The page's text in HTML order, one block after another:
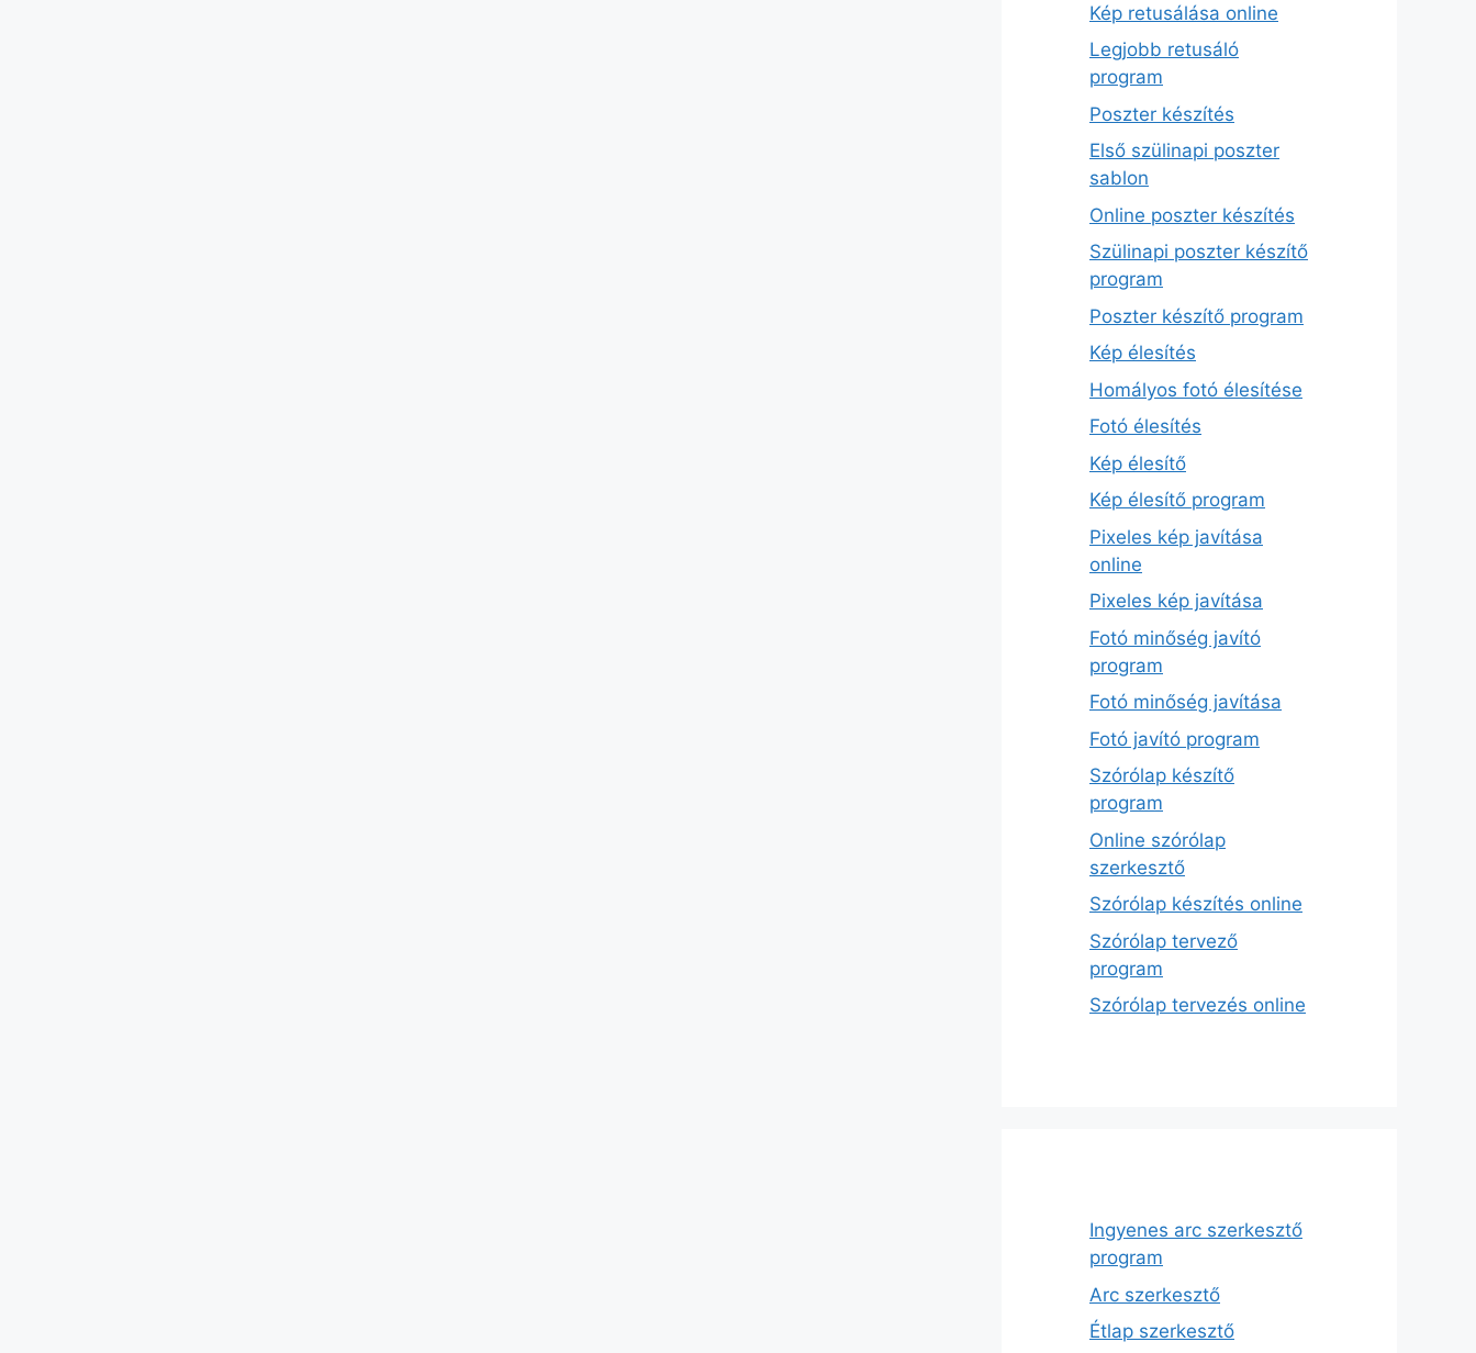
Kép retusálása online
Legjobb retusáló
program
Poszter készítés
Első szülinapi poszter
sablon
Online poszter készítés
Szülinapi poszter készítő
program
Poszter készítő program
Kép élesítés
Homályos fotó élesítése
Fotó élesítés
Kép élesítő
Kép élesítő program
Pixeles kép javítása
online
Pixeles kép javítása
Fotó minőség javító
program
Fotó minőség javítása
Fotó javító program
Szórólap készítő
program
Online szórólap
szerkesztő
Szórólap készítés online
Szórólap tervező
program
Szórólap tervezés online
Ingyenes arc szerkesztő
program
Arc szerkesztő
Étlap szerkesztő